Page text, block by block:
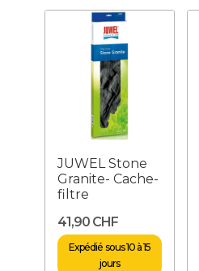
JUWEL Stone
Granite- Cache-
filtre
41,90 CHF
Expédié sous 10 à 15
jours